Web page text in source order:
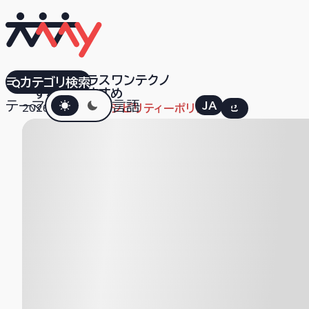
すべておすすめ
テーマダークモード言語 JA EN
カテゴリ検索
株式会社プラスワンテクノ
2026.06.10 アクセシビリティーポリシー